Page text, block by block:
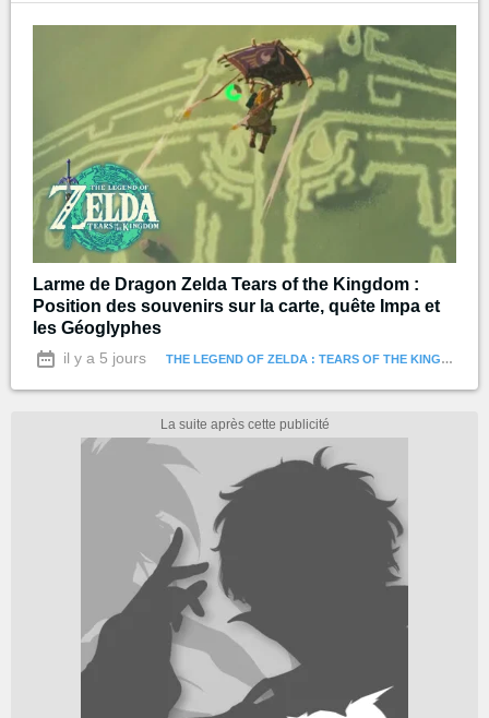
Larme de Dragon Zelda Tears of the Kingdom :
Position des souvenirs sur la carte, quête Impa et
les Géoglyphes
il y a 5 jours THE LEGEND OF ZELDA : TEARS OF THE KINGDOM